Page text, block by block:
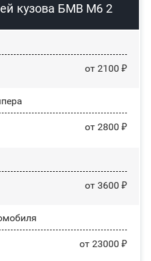
кузова БМВ М6 2
от 2100 ₽
от 2800 ₽
от 3600 ₽
от 23000 ₽